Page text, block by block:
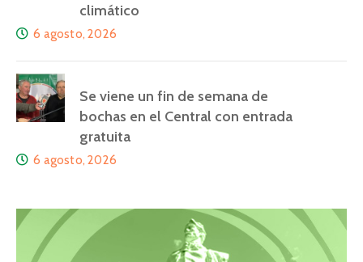
climático
6 agosto, 2026
Se viene un fin de semana de
bochas en el Central con entrada
gratuita
6 agosto, 2026